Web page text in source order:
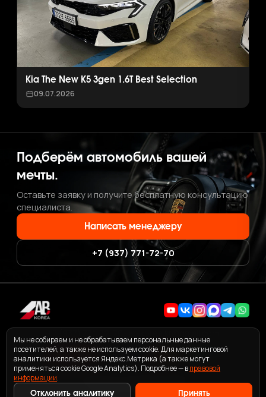
Kia The New K5 3gen 1.6T Best Selection
09.07.2026
Подберём автомобиль вашей
мечты.
Оставьте заявку и получите бесплатную консультацию
специалиста.
Написать менеджеру
+7 (937) 771-72-70
ПОЛЬЗОВАТЕЛЬСКОЕ СОГЛАШЕНИЕ СЕРВИСА ABKOREA
ПРАВОВАЯ ИНФОРМАЦИЯ
Мы не собираем и не обрабатываем персональные данные
посетителей, а также не используем cookie. Для маркетинговой
аналитики используется Яндекс.Метрика (а также могут
применяться cookie Google Analytics). Подробнее — вправовой
информации.
Отклонить аналитику Принять